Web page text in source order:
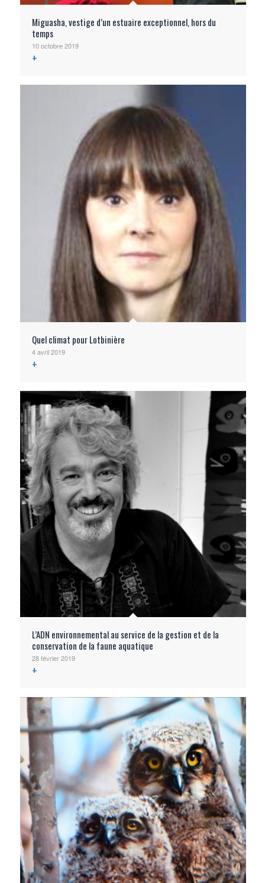
Miguasha, vestige d’un estuaire exceptionnel, hors du
temps
10 octobre 2019
Quel climat pour Lotbinière
4 avril 2019
L’ADN environnemental au service de la gestion et de la
conservation de la faune aquatique
28 février 2019